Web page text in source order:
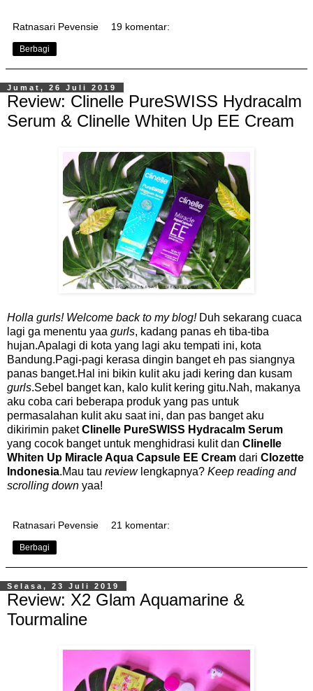
Ratnasari Pevensie 19 komentar:
Berbagi
Jumat, 26 Juli 2019
Review: Clinelle PureSWISS Hydracalm
Serum & Clinelle Whiten Up EE Cream
Holla gurls! Welcome back to my blog!Duh sekarang cuaca
lagi ga menentu yaa gurls, kadang panas eh tiba-tiba
hujan.Apalagi di kota yang lagi aku tempati ini, kota
Bandung.Pagi-pagi kerasa dingin banget eh pas siangnya
panas banget.Hal ini bikin kulit aku jadi kering dan kusam
gurls.Sebel banget kan, kalo kulit kering gitu.Nah, makanya
aku coba cari beberapa produk yang pas untuk
permasalahan kulit aku saat ini, dan pas banget aku
dikirimin paketClinelle PureSWISS Hydracalm Serum
yang cocok banget untuk menghidrasi kulit dan Clinelle
Whiten Up Miracle Aqua Capsule EE Cream dari Clozette
Indonesia.Mau tau reviewlengkapnya? Keep reading and
scrolling down yaa!
Ratnasari Pevensie 21 komentar:
Berbagi
Selasa, 23 Juli 2019
Review: X2 Glam Aquamarine &
Tourmaline